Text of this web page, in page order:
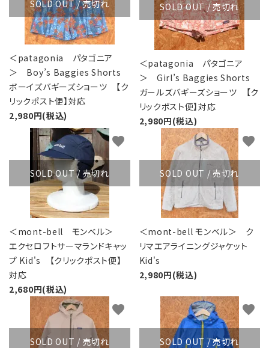
SOLD OUT / 売切れ
＜patagonia パタゴニア
＞ Boy’s Baggies Shorts
ボーイズバギーズショーツ 【ク
リックポスト便】対応
2,980円(税込)
SOLD OUT / 売切れ
＜patagonia パタゴニア
＞ Girl’s Baggies Shorts
ガールズバギーズショーツ 【ク
リックポスト便】対応
2,980円(税込)
SOLD OUT / 売切れ
＜mont-bell モンベル＞
エクセロフトサーマランドキャッ
プ Kid's 【クリックポスト便】
対応
2,680円(税込)
favorite
SOLD OUT / 売切れ
＜mont-bell モンベル＞ ク
リマエアライニングジャケット
Kid's
2,980円(税込)
favorite
SOLD OUT / 売切れ
favorite
SOLD OUT / 売切れ
favorite